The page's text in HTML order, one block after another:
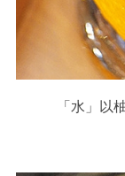
「水」以